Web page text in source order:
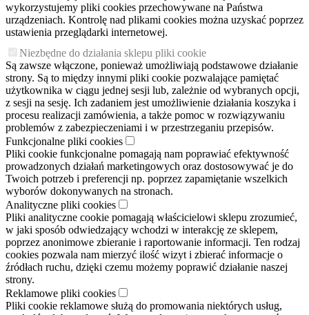
wykorzystujemy pliki cookies przechowywane na Państwa
urządzeniach. Kontrolę nad plikami cookies można uzyskać poprzez
ustawienia przeglądarki internetowej.
Niezbędne do działania sklepu pliki cookie
Są zawsze włączone, ponieważ umożliwiają podstawowe działanie
strony. Są to między innymi pliki cookie pozwalające pamiętać
użytkownika w ciągu jednej sesji lub, zależnie od wybranych opcji,
z sesji na sesję. Ich zadaniem jest umożliwienie działania koszyka i
procesu realizacji zamówienia, a także pomoc w rozwiązywaniu
problemów z zabezpieczeniami i w przestrzeganiu przepisów.
Funkcjonalne pliki cookies
Pliki cookie funkcjonalne pomagają nam poprawiać efektywność
prowadzonych działań marketingowych oraz dostosowywać je do
Twoich potrzeb i preferencji np. poprzez zapamiętanie wszelkich
wyborów dokonywanych na stronach.
Analityczne pliki cookies
Pliki analityczne cookie pomagają właścicielowi sklepu zrozumieć,
w jaki sposób odwiedzający wchodzi w interakcję ze sklepem,
poprzez anonimowe zbieranie i raportowanie informacji. Ten rodzaj
cookies pozwala nam mierzyć ilość wizyt i zbierać informacje o
źródłach ruchu, dzięki czemu możemy poprawić działanie naszej
strony.
Reklamowe pliki cookies
Pliki cookie reklamowe służą do promowania niektórych usług,